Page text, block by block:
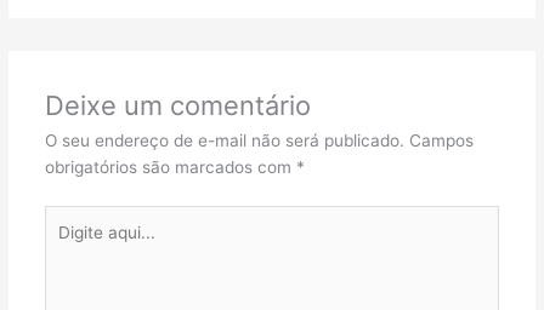
Deixe um comentário
O seu endereço de e-mail não será publicado. Campos
obrigatórios são marcados com *
aqui...